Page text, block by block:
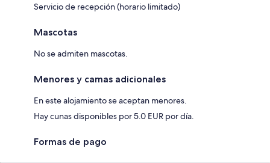
Servicio de recepción (horario limitado)
Mascotas
No se admiten mascotas.
Menores y camas adicionales
En este alojamiento se aceptan menores.
Hay cunas disponibles por 5.0 EUR por día.
Formas de pago